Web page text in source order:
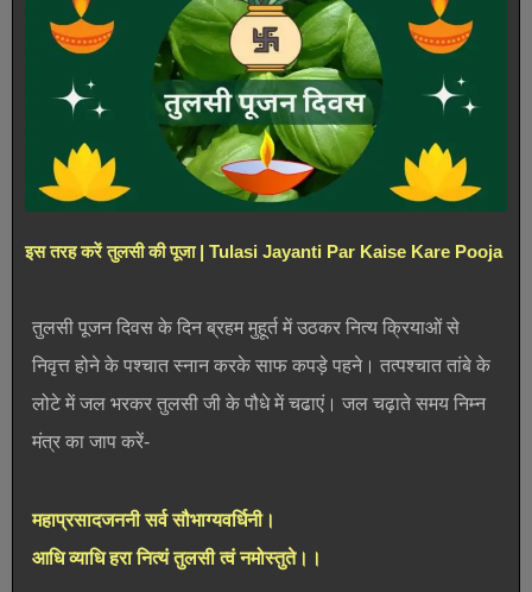
इस तरह करें तुलसी की पूजा | Tulasi Jayanti Par Kaise Kare Pooja
तुलसी पूजन दिवस के दिन ब्रहम मुहूर्त में उठकर नित्य क्रियाओं से
निवृत्त होने के पश्चात स्नान करके साफ कपड़े पहने। तत्पश्चात तांबे के
लोटे में जल भरकर तुलसी जी के पौधे में चढाएं। जल चढ़ाते समय निम्न
मंत्र का जाप करें-
महाप्रसादजननी सर्व सौभाग्यवर्धिनी।
आधि व्याधि हरा नित्यं तुलसी त्वं नमोस्तुते।।